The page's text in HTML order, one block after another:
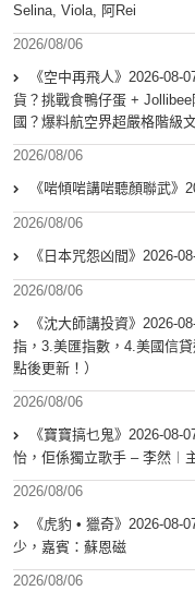
Selina, Viola, 阿Rei
2026/08/06
《空中再飛人》2026-08-
貨？挑戰食鴨仔蛋 +
國？爆料航空界超嚴格階級
2026/08/06
《啱傾啱講啱聽顏聯武》
2026/08/06
《日本咒怨凶間》2026-
2026/08/06
《沈大師講投資》2026-
指，3.美匯指數，4.美國信
點後更新！）
2026/08/06
《寶寶搞乜鬼》2026-08-
怡，佢係獨立歌手 – 李然︱
2026/08/06
《虎豹 • 獵奇》2026-
少，嘉賓：蘇恩磁
2026/08/06